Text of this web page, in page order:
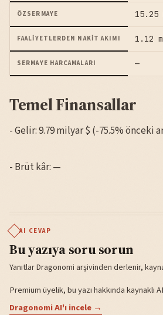
ÖZSERMAYE
FAALIYETLERDEN NAKIT AKIMI 1.12
SERMAYE HARCAMALARI —
Temel Finansallar
- Gelir: 9.79 milyar $ (-75.5% önceki
- Brüt kâr: —
AI CEVAP
Bu yazıya soru sorun
Yanıtlar Dragonomi arşivinden derlenir,
Premium üyelik, bu yazı hakkında kaynaklı
Dragonomi AI'ı incele →